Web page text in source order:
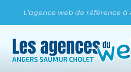
L'agence web de référence à